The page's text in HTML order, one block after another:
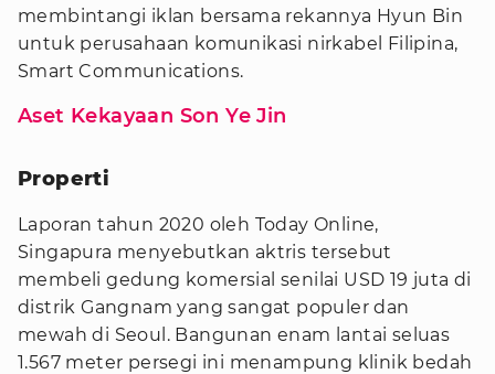
membintangi iklan bersama rekannya Hyun Bin
untuk perusahaan komunikasi nirkabel Filipina,
Smart Communications.
Aset Kekayaan Son Ye Jin
Properti
Laporan tahun 2020 oleh Today Online,
Singapura menyebutkan aktris tersebut
membeli gedung komersial senilai USD 19 juta di
distrik Gangnam yang sangat populer dan
mewah di Seoul. Bangunan enam lantai seluas
1.567 meter persegi ini menampung klinik bedah